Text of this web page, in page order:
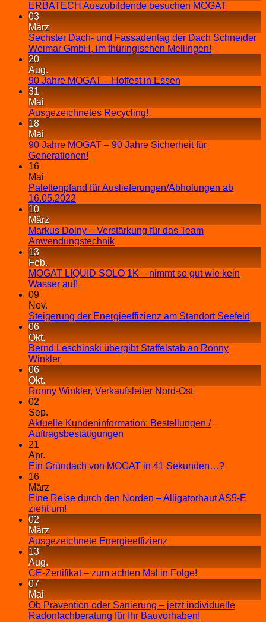
ERBATECH Auszubildende besuchen MOGAT
03
März
Sechster Dach- und Fassadentag der Dach Schneider
Weimar GmbH, im thüringischen Mellingen!
20
Aug.
90 Jahre MOGAT – Hoffest in Essen
31
Mai
Ausgezeichnetes Recycling!
18
Mai
90 Jahre MOGAT – 90 Jahre Sicherheit für
Generationen!
16
Mai
Palettenpfand für Auslieferungen/Abholungen ab
16.05.2022
10
März
Markus Dolny – Verstärkung für das Team
Anwendungstechnik
13
Feb.
MOGAT LIQUID SOLO 1K – nimmt so gut wie kein
Wasser auf!
09
Nov.
Steigerung der Energieeffizienz am Standort Seefeld
06
Okt.
Bernd Leschinski übergibt Staffelstab an Ronny
Winkler
06
Okt.
Ronny Winkler, Verkaufsleiter Nord-Ost
02
Sep.
Aktuelle Kundeninformation: Bestellungen /
Auftragsbestätigungen
21
Apr.
Ein Gründach von MOGAT in 41 Sekunden…?
16
März
Eine Reise durch den Norden – Alligatorhaut AS5-E
zieht um!
02
März
Ausgezeichnete Energieeffizienz
13
Aug.
CE-Zertifikat – zum achten Mal in Folge!
07
Mai
Ob Prävention oder Sanierung – jetzt individuelle
Radonfachberatung für Ihr Bauvorhaben!